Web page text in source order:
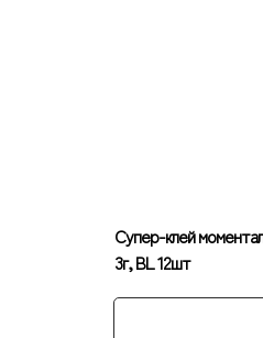
Супер-клей
3г, BL 12шт